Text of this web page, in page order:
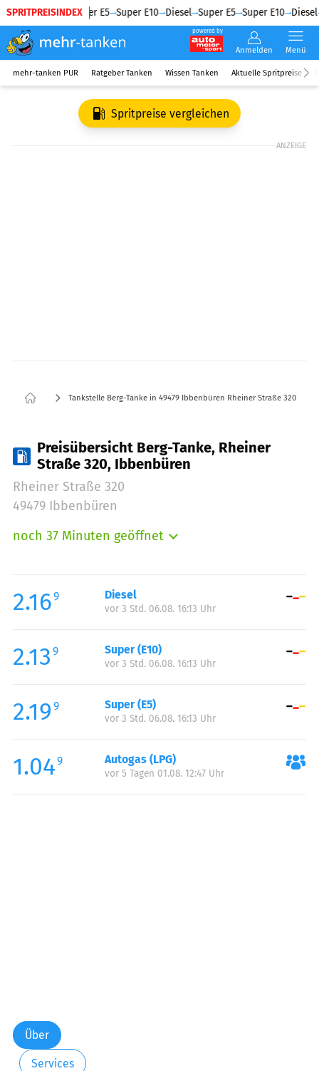
SPRITPREISINDEX
Diesel Super E5 Super E10 Diesel Super E5 Super E10 Diesel
powered by
Anmelden Menü
mehr-tanken PUR Ratgeber Tanken Wissen Tanken Aktuelle Spritpreise
Spritpreise vergleichen
ANZEIGE
Tankstelle Berg-Tanke in 49479 Ibbenbüren Rheiner Straße 320
Preisübersicht Berg-Tanke, Rheiner
Straße 320, Ibbenbüren
Rheiner Straße 320
49479 Ibbenbüren
noch 37 Minuten geöffnet
Mittwoch:
06:00-22:00
Donnerstag:
Samstag:
06:00-22:00
Sonntag:
2.169 Diesel
vor 3 Std. 06.08. 16:13 Uhr
2.13 9 Super (E10)
vor 3 Std. 06.08. 16:13 Uhr
2.19 9 Super (E5)
vor 3 Std. 06.08. 16:13 Uhr
1.049 Autogas (LPG)
vor 5 Tagen 01.08. 12:47 Uhr
Über
Services